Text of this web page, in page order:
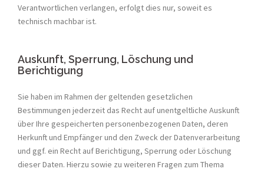
Verantwortlichen verlangen, erfolgt dies nur, soweit es
technisch machbar ist.
Auskunft, Sperrung, Löschung und
Berichtigung
Sie haben im Rahmen der geltenden gesetzlichen
Bestimmungen jederzeit das Recht auf unentgeltliche Auskunft
über Ihre gespeicherten personenbezogenen Daten, deren
Herkunft und Empfänger und den Zweck der Datenverarbeitung
und ggf. ein Recht auf Berichtigung, Sperrung oder Löschung
dieser Daten. Hierzu sowie zu weiteren Fragen zum Thema